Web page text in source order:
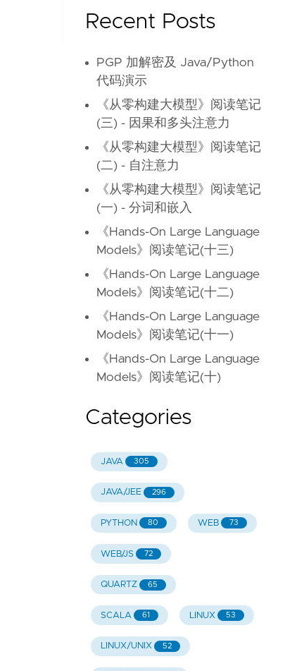
Recent Posts
PGP 加解密及 Java/Python
代码演示
《从零构建大模型》阅读笔记
(三) - 因果和多头注意力
《从零构建大模型》阅读笔记
(二) - 自注意力
《从零构建大模型》阅读笔记
(一) - 分词和嵌入
《Hands-On Large Language
Models》阅读笔记(十三)
《Hands-On Large Language
Models》阅读笔记(十二)
《Hands-On Large Language
Models》阅读笔记(十一)
《Hands-On Large Language
Models》阅读笔记(十)
Categories
JAVA 305
JAVA/JEE 296
PYTHON 80 WEB 73
WEB/JS 72
QUARTZ 65
SCALA 61 LINUX 53
LINUX/UNIX 52